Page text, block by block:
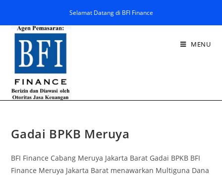
Selamat Datang di BFI Finance
MENU
Gadai BPKB Meruya
BFI Finance Cabang Meruya Jakarta Barat Gadai BPKB BFI
Finance Meruya Jakarta Barat menawarkan Multiguna Dana